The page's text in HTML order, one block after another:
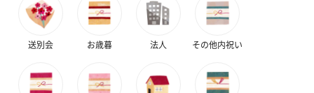
円）
スキンケアグッズを同梱してお届けします。
送別会 お歳暮 法人 その他内祝い